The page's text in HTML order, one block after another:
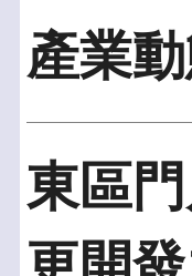
產業
東區